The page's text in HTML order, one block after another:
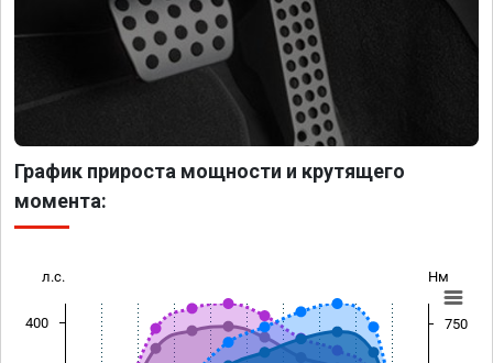
График прироста мощности и крутящего
момента:
л.с. Нм
400 750